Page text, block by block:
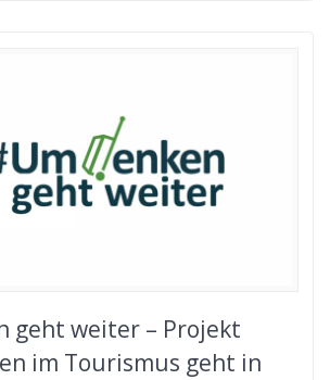
geht weiter – Projekt
im Tourismus geht in